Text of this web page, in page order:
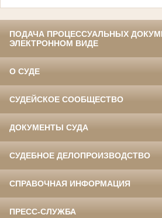
ПОДАЧА ПРОЦЕССУАЛЬНЫХ
ЭЛЕКТРОННОМ ВИДЕ
О СУДЕ
СУДЕЙСКОЕ СООБЩЕСТВО
ДОКУМЕНТЫ СУДА
СУДЕБНОЕ ДЕЛОПРОИЗВОДСТВО
СПРАВОЧНАЯ ИНФОРМАЦИЯ
ПРЕСС-СЛУЖБА